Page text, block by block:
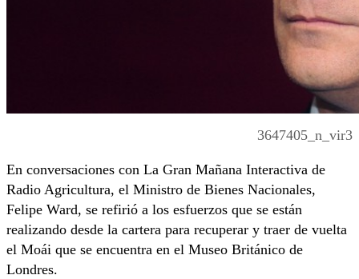
3647405_n_vir3
En conversaciones con La Gran Mañana Interactiva de
Radio Agricultura, el Ministro de Bienes Nacionales,
Felipe Ward, se refirió a los esfuerzos que se están
realizando desde la cartera para recuperar y traer de vuelta
el Moái que se encuentra en el Museo Británico de
Londres.